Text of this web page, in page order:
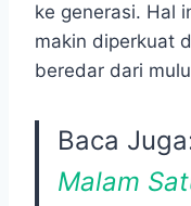
ke generasi. Hal
makin diperkuat
beredar dari
Baca
Malam